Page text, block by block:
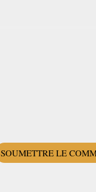
SOUMETTRE LE